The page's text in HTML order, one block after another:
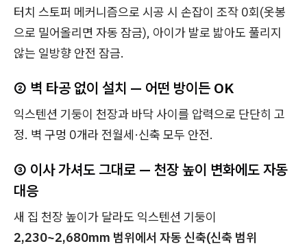
터치 스토퍼 메커니즘으로 시공 시 손잡이 조작 0회(옷봉
으로 밀어올리면 자동 잠금), 아이가 발로 밟아도 풀리지
않는 일방향 안전 잠금.
② 벽 타공 없이 설치 — 어떤 방이든 OK
익스텐션 기둥이 천장과 바닥 사이를 압력으로 단단히 고
정. 벽 구멍 0개라 전월세·신축 모두 안전.
③ 이사 가셔도 그대로 — 천장 높이 변화에도 자동
대응
새 집 천장 높이가 달라도 익스텐션 기둥이
2,230~2,680mm 범위에서 자동 신축(신축 범위